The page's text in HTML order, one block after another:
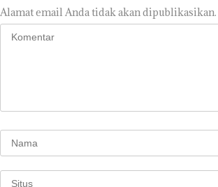
Alamat email Anda tidak akan dipublikasikan.